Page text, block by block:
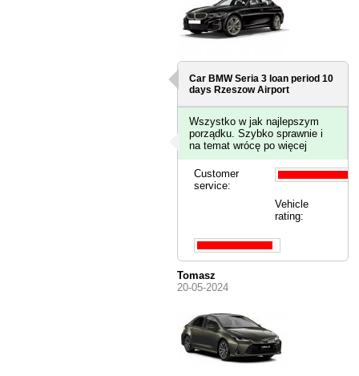
Car BMW Seria 3 loan period 10
days Rzeszow Airport
Wszystko w jak najlepszym
porządku. Szybko sprawnie i
na temat wrócę po więcej
Customer
service:
Vehicle
rating:
Tomasz
20-05-2024